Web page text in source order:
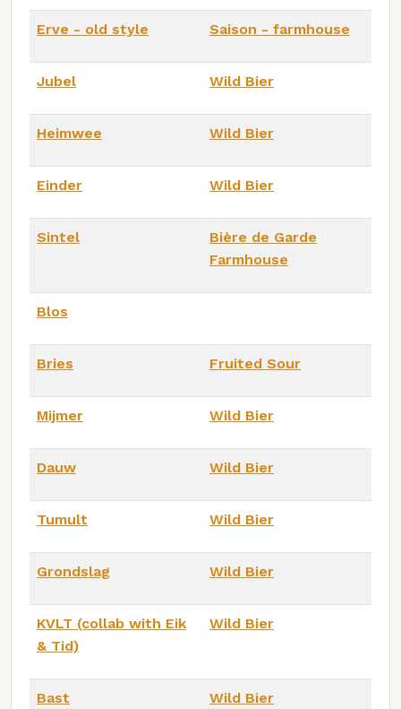
Erve - old style Saison - farmhouse
Jubel Wild Bier
Heimwee Wild Bier
Einder Wild Bier
Sintel
Bière de Garde
Farmhouse
Blos
Bries Fruited Sour
Mijmer Wild Bier
Dauw Wild Bier
Tumult Wild Bier
Grondslag Wild Bier
KVLT (collab with Eik
& Tid)
Wild Bier
Bast Wild Bier